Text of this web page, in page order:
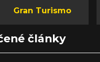
Gran Turismo
články